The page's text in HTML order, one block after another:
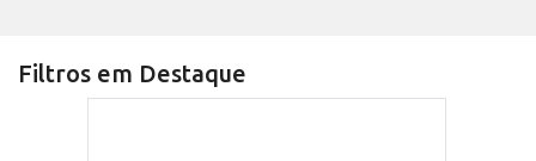
Filtros em Destaque